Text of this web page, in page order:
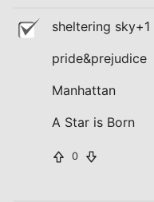
sheltering sky+1
pride&prejudice
Manhattan
A Star is Born
0